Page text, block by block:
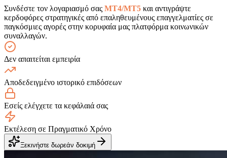
Συνδέστε τον λογαριασμό σας MT4/MT5 και αντιγράψτε
κερδοφόρες στρατηγικές από επαληθευμένους επαγγελματίες σε
παγκόσμιες αγορές στην κορυφαία μας πλατφόρμα κοινωνικών
συναλλαγών.
Δεν απαιτείται εμπειρία
Αποδεδειγμένο ιστορικό επιδόσεων
Εσείς ελέγχετε τα κεφάλαιά σας
Εκτέλεση σε Πραγματικό Χρόνο
Ξεκινήστε δωρεάν δοκιμή